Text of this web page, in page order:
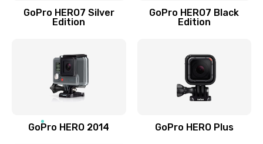
GoPro HERO7 Silver
Edition
GoPro HERO7 Black
Edition
GoPro HERO 2014 GoPro HERO Plus